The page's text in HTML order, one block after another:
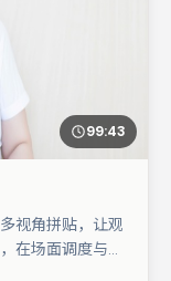
99:43
视角拼贴，让观
在场面调度与表